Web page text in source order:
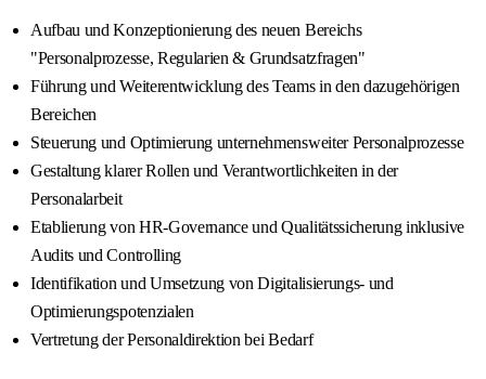
Aufbau und Konzeptionierung des neuen Bereichs
"Personalprozesse, Regularien & Grundsatzfragen"
Führung und Weiterentwicklung des Teams in den dazugehörigen
Bereichen
Steuerung und Optimierung unternehmensweiter Personalprozesse
Gestaltung klarer Rollen und Verantwortlichkeiten in der
Personalarbeit
Etablierung von HR-Governance und Qualitätssicherung inklusive
Audits und Controlling
Identifikation und Umsetzung von Digitalisierungs- und
Optimierungspotenzialen
Vertretung der Personaldirektion bei Bedarf